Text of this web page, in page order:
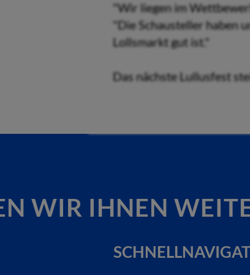
"Wir liegen im
"Die Schausteller haben
Lollsmarkt gut ist."
Das nächste Lullusfest
WIR IHNEN